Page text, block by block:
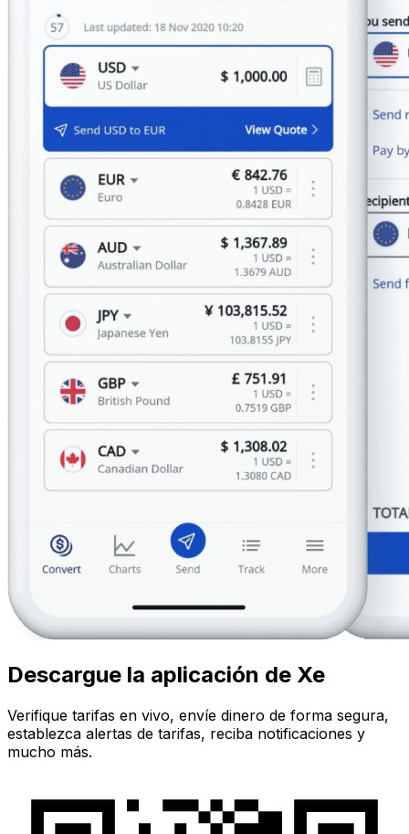
Descargue la aplicación de Xe
Verifique tarifas en vivo, envíe dinero de forma segura,
establezca alertas de tarifas, reciba notificaciones y
mucho más.